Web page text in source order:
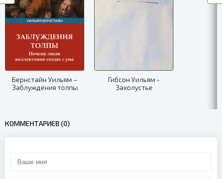
09
12
13
15
Бернстайн Уильям –
Заблуждения толпы
Гибсон Уильям -
Захолустье
КОММЕНТАРИЕВ (0)